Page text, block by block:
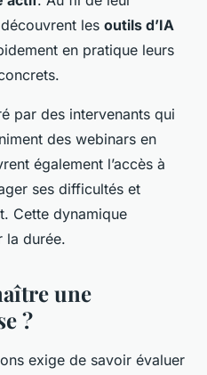
les outils d’IA
en pratique leurs
par des intervenants qui
des webinars en
également l’accès à
ses difficultés et
Cette dynamique
la durée.
une
?
exige de savoir évaluer